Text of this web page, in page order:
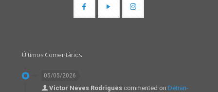
Últimos Comentários
05/05/2026
Victor Neves Rodrigues commented on Detran-